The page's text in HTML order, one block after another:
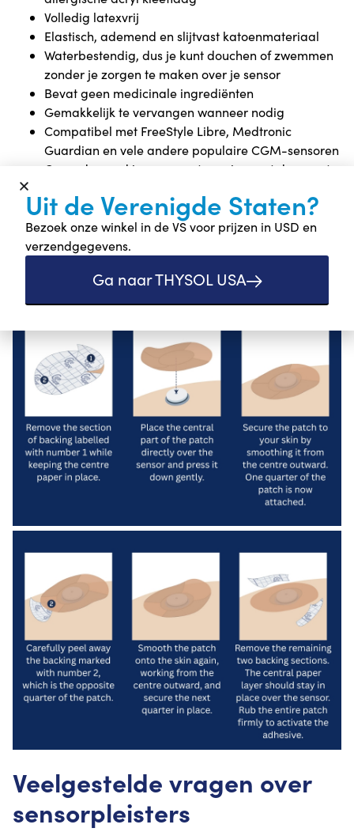
Volledig latexvrij
Elastisch, ademend en slijtvast katoenmateriaal
Waterbestendig, dus je kunt douchen of zwemmen
zonder je zorgen te maken over je sensor
Bevat geen medicinale ingrediënten
Gemakkelijk te vervangen wanneer nodig
Compatibel met FreeStyle Libre, Medtronic
Guardian en vele andere populaire CGM-sensoren
Geproduceerd in overeenstemming met de meest
Instructies voor het
aanbrengen van een
sensorpleister
Veelgestelde vragen over
sensorpleisters
Uit de Verenigde Staten?
Bezoek onze winkel in de VS voor prijzen in USD en
verzendgegevens.
Ga naar THYSOL USA